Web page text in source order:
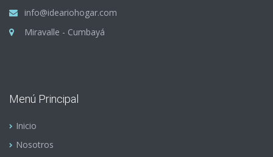
info@ideariohogar.com
Miravalle - Cumbayá
Menú Principal
Inicio
Nosotros